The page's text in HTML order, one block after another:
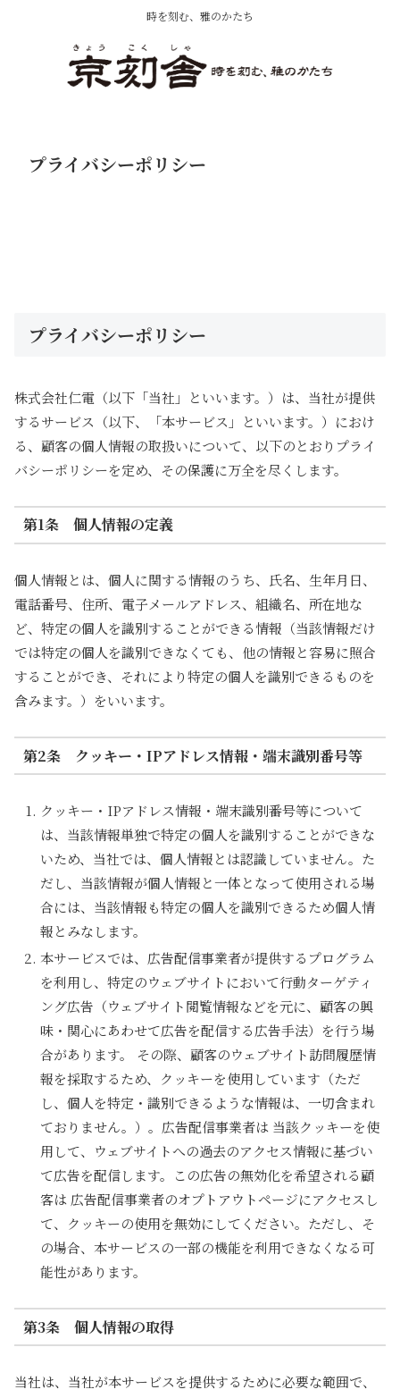
時を刻む、雅のかたち
プライバシーポリシー
プライバシーポリシー
株式会社仁電（以下「当社」といいます。）は、当社が提供
するサービス（以下、「本サービス」といいます。）におけ
る、顧客の個人情報の取扱いについて、以下のとおりプライ
バシーポリシーを定め、その保護に万全を尽くします。
第1条 個人情報の定義
個人情報とは、個人に関する情報のうち、氏名、生年月日、
電話番号、住所、電子メールアドレス、組織名、所在地な
ど、特定の個人を識別することができる情報（当該情報だけ
では特定の個人を識別できなくても、他の情報と容易に照合
することができ、それにより特定の個人を識別できるものを
含みます。）をいいます。
第2条 クッキー・IPアドレス情報・端末識別番号等
クッキー・IPアドレス情報・端末識別番号等について
は、当該情報単独で特定の個人を識別することができな
いため、当社では、個人情報とは認識していません。た
だし、当該情報が個人情報と一体となって使用される場
合には、当該情報も特定の個人を識別できるため個人情
報とみなします。
本サービスでは、広告配信事業者が提供するプログラム
を利用し、特定のウェブサイトにおいて行動ターゲティ
ング広告（ウェブサイト閲覧情報などを元に、顧客の興
味・関心にあわせて広告を配信する広告手法）を行う場
合があります。 その際、顧客のウェブサイト訪問履歴情
報を採取するため、クッキーを使用しています（ただ
し、個人を特定・識別できるような情報は、一切含まれ
ておりません。）。広告配信事業者は 当該クッキーを使
用して、ウェブサイトへの過去のアクセス情報に基づい
て広告を配信します。この広告の無効化を希望される顧
客は 広告配信事業者のオプトアウトページにアクセスし
て、クッキーの使用を無効にしてください。ただし、そ
の場合、本サービスの一部の機能を利用できなくなる可
能性があります。
第3条 個人情報の取得
当社は、当社が本サービスを提供するために必要な範囲で、